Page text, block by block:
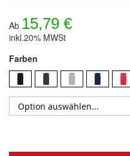
Ab 15,79 €
inkl.20% MWSt
Farben